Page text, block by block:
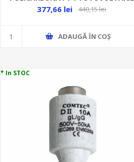
377,66 lei 440,15 lei
ADAUGĂ ȊN COŞ
* In STOC